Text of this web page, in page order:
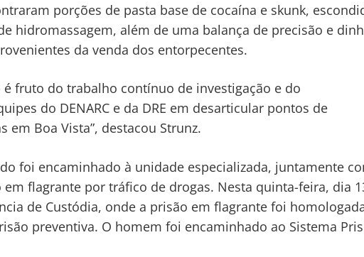
porções de pasta base de cocaína e skunk,
hidromassagem, além de uma balança de precisão e
da venda dos entorpecentes.
é fruto do trabalho contínuo de investigação e do
do DENARC e da DRE em desarticular pontos de
em Boa Vista”, destacou Strunz.
foi encaminhado à unidade especializada, juntamente
flagrante por tráfico de drogas. Nesta quinta-feira, dia
de Custódia, onde a prisão em flagrante foi
preventiva. O homem foi encaminhado ao Sistema